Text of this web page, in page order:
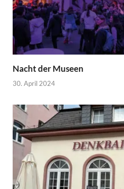
Nacht der Museen
30. April 2024